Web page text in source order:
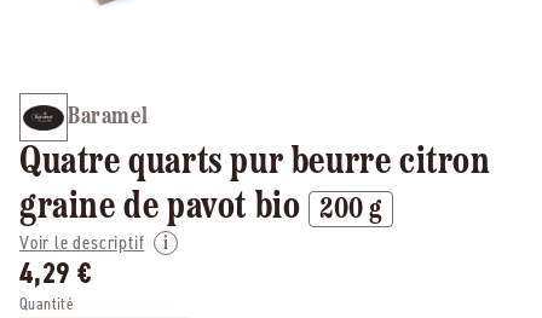
Baramel
Quatre quarts pur beurre citron
graine de pavot bio
200 g
Voir le descriptif
4,29 €
Quantité